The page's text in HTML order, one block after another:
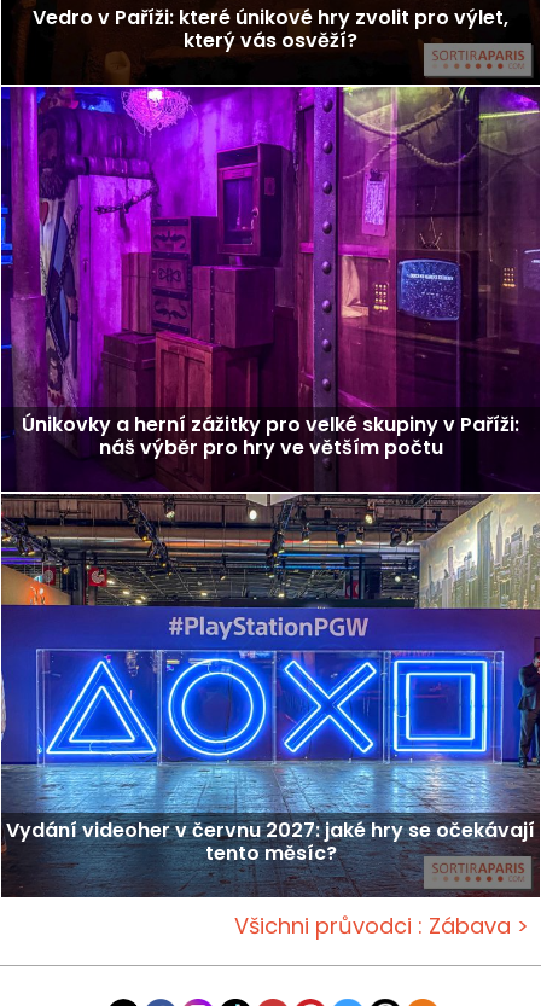
Vedro v Paříži: které únikové hry zvolit pro výlet,
který vás osvěží?
Únikovky a herní zážitky pro velké skupiny v Paříži:
náš výběr pro hry ve větším počtu
Vydání videoher v červnu 2027: jaké hry se očekávají
tento měsíc?
Všichni průvodci : Zábava >